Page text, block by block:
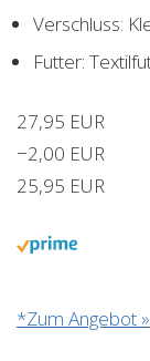
Verschluss:
Futter:
27,95 EUR
−2,00 EUR
25,95 EUR
*Zum Angebot »